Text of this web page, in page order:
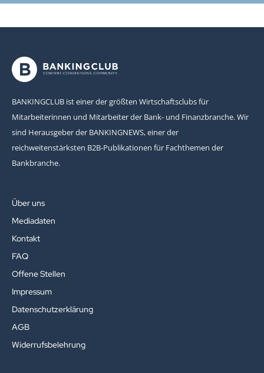
BANKINGCLUB ist einer der größten Wirtschaftsclubs für
Mitarbeiterinnen und Mitarbeiter der Bank- und Finanzbranche. Wir
sind Herausgeber der BANKINGNEWS, einer der
reichweitenstärksten B2B-Publikationen für Fachthemen der
Bankbranche.
Über uns
Mediadaten
Kontakt
FAQ
Offene Stellen
Impressum
Datenschutzerklärung
AGB
Widerrufsbelehrung